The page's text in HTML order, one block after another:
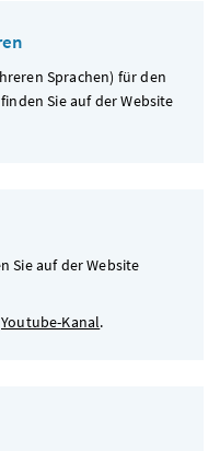
Sprachen) für den
Sie auf der Website
Sie auf der Website
Youtube-Kanal.